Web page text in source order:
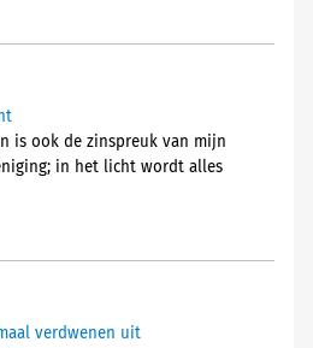
is ook de zinspreuk van mijn
in het licht wordt alles
verdwenen uit